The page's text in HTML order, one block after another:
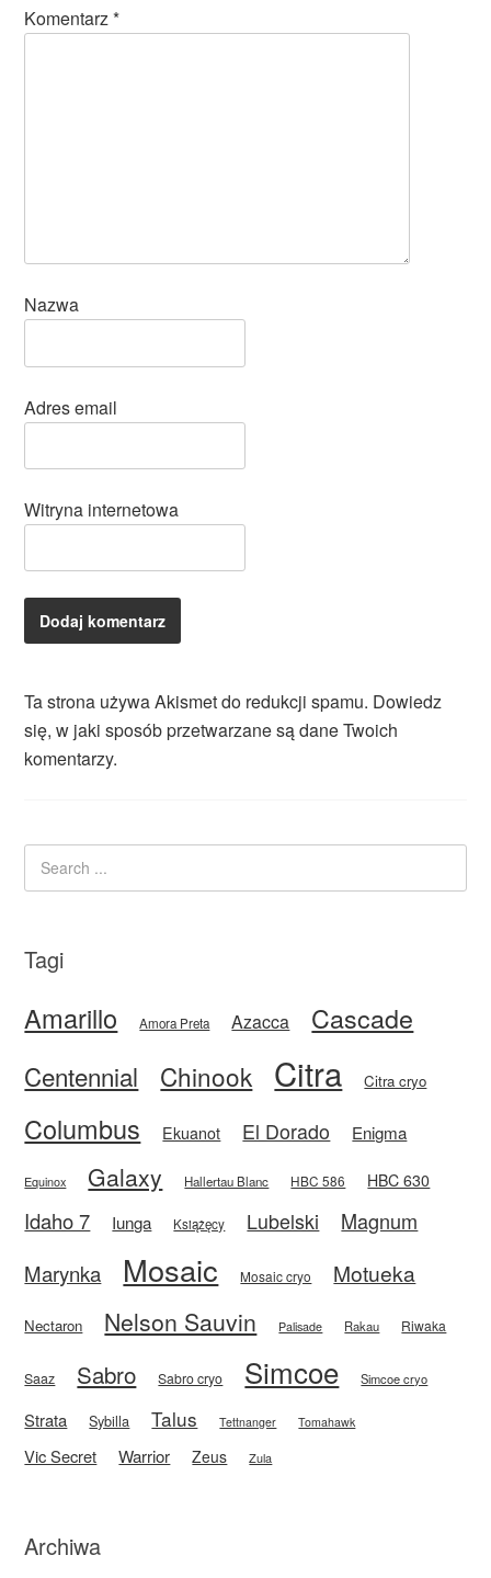
Komentarz*
Nazwa
Adres email
Witryna internetowa
Ta strona używa Akismet do redukcji spamu. Dowiedz
się, w jaki sposób przetwarzane są dane Twoich
komentarzy.
Tagi
Amarillo Amora Preta Azacca Cascade
Centennial Chinook Citra Citra cryo
Columbus Ekuanot El Dorado Enigma
Equinox Galaxy Hallertau Blanc HBC 586 HBC 630
Idaho 7 Iunga Książęcy Lubelski
Magnum
Marynka
Mosaic Mosaic cryo Motueka
Nectaron Nelson Sauvin Palisade Rakau Riwaka
Saaz Sabro Sabro cryo Simcoe Simcoe cryo
Strata Sybilla Talus Tettnanger Tomahawk
Vic Secret Warrior Zeus Zula
Archiwa